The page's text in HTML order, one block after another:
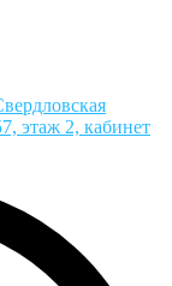
этаж 2, кабинет